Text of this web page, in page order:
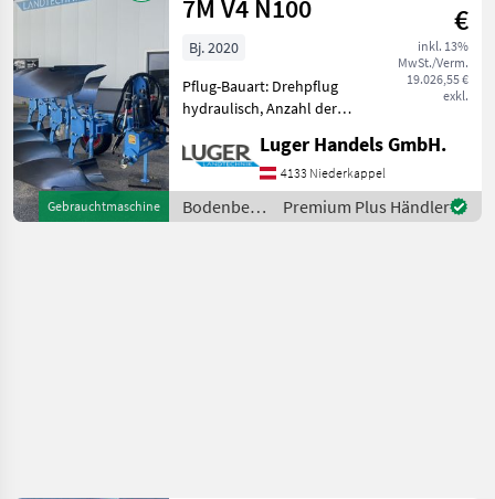
Gebrauchtmaschine
7M V4 N100
€
inkl. 13%
MwSt./Verm.
19.026,55 €
exkl.
Bj. 2020
Pflug-Bauart: Drehpflug
hydraulisch, Anzahl der
Scheibensech, hydr.
Schnittbreitenverstellung,
Stützrad, Vorschäler
Lemken Juwel 7 MV -
Luger Handels GmbH.
4133 Niederkappel
Bodenbearbeitung
/ Lemken
Premium Plus Händler